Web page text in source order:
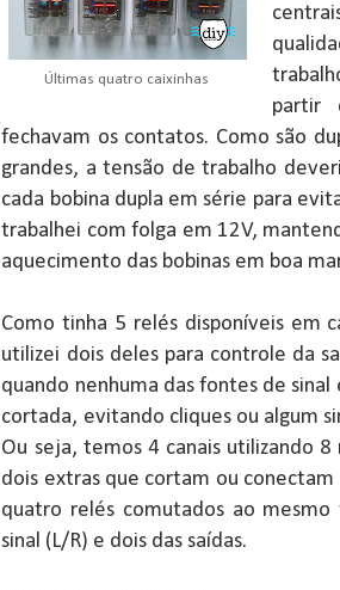
Últimas quatro caixinhas
partir
fechavam os contatos. Como são
grandes, a tensão de trabalho
cada bobina dupla em série para
trabalhei com folga em 12V,
aquecimento das bobinas em boa
Como tinha 5 relés disponíveis em
utilizei dois deles para controle da
quando nenhuma das fontes de
cortada, evitando cliques ou algum
Ou seja, temos 4 canais utilizando 8
dois extras que cortam ou conectam
quatro relés comutados ao
sinal (L/R) e dois das saídas.